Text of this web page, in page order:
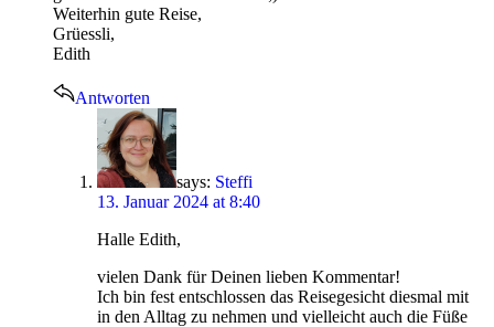
Weiterhin gute Reise,
Grüessli,
Edith
Antworten
says: Steffi
13. Januar 2024 at 8:40
Halle Edith,
vielen Dank für Deinen lieben Kommentar!
Ich bin fest entschlossen das Reisegesicht diesmal mit
in den Alltag zu nehmen und vielleicht auch die Füße